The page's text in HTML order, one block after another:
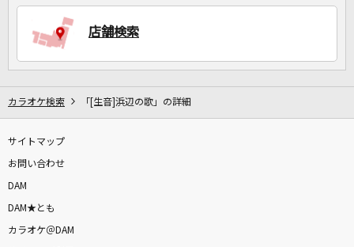
店舗検索
カラオケ検索 「[生音]浜辺の歌」の詳細
サイトマップ
お問い合わせ
DAM
DAM★とも
カラオケ＠DAM